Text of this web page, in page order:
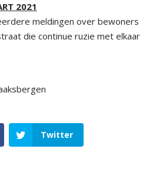
2021
meldingen over bewoners
die continue ruzie met elkaar
Twitter